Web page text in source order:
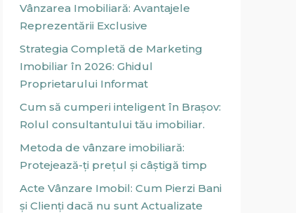
Vânzarea Imobiliară: Avantajele
Reprezentării Exclusive
Strategia Completă de Marketing
Imobiliar în 2026: Ghidul
Proprietarului Informat
Cum să cumperi inteligent în Brașov:
Rolul consultantului tău imobiliar.
Metoda de vânzare imobiliară:
Protejează-ți prețul și câștigă timp
Acte Vânzare Imobil: Cum Pierzi Bani
și Clienți dacă nu sunt Actualizate